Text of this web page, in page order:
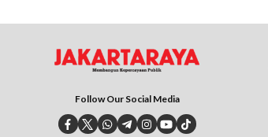
Follow Our Social Media